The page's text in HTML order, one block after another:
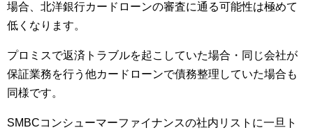
場合、北洋銀行カードローンの審査に通る可能性は極めて
低くなります。
プロミスで返済トラブルを起こしていた場合・同じ会社が
保証業務を行う他カードローンで債務整理していた場合も
同様です。
SMBCコンシューマーファイナンスの社内リストに一旦ト